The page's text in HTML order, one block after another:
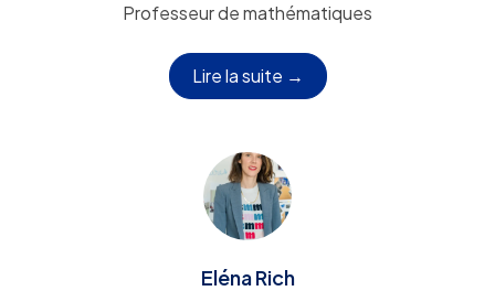
Professeur de mathématiques
Lire la suite →
Eléna Rich